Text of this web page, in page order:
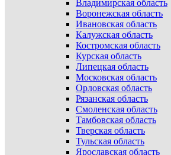
Владимирская область
Воронежская область
Ивановская область
Калужская область
Костромская область
Курская область
Липецкая область
Московская область
Орловская область
Рязанская область
Смоленская область
Тамбовская область
Тверская область
Тульская область
Ярославская область